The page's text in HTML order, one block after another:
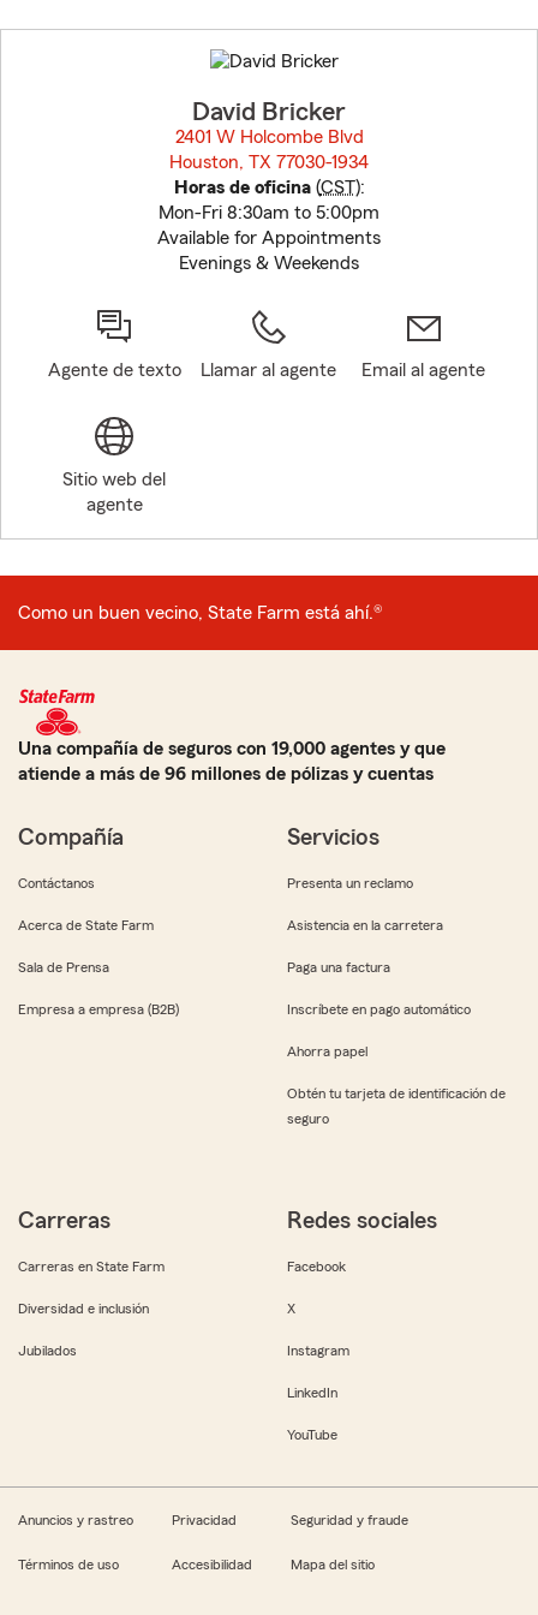
to
before
David Bricker
2401 W Holcombe Blvd
Houston, TX 77030-1934
Horas de oficina(CST):
Mon-Fri 8:30am to 5:00pm
Available for Appointments
Evenings & Weekends
Agente de texto Llamar al agente Email al agente
Sitio web del
agente
Como un buen vecino, State Farm está ahí.®
Una compañía de seguros con 19,000 agentes y que
atiende a más de 96 millones de pólizas y cuentas
Compañía
Contáctanos
Acerca de State Farm
Sala de Prensa
Empresa a empresa (B2B)
Servicios
Presenta un reclamo
Asistencia en la carretera
Paga una factura
Inscríbete en pago automático
Ahorra papel
Obtén tu tarjeta de identificación de
seguro
Carreras
Carreras en State Farm
Diversidad e inclusión
Jubilados
Redes sociales
Facebook
X
Instagram
LinkedIn
YouTube
Anuncios y rastreo Privacidad Seguridad y fraude
Términos de uso Accesibilidad Mapa del sitio